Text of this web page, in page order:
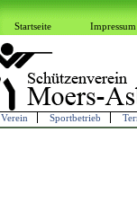
Startseite Impressum
Verein Sportbetrieb